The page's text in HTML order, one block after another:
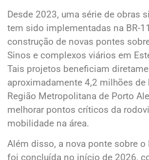
Desde 2023, uma série de obras
tem sido implementadas na BR-
construção de novas pontes
Sinos e complexos viários em
Tais projetos beneficiam
aproximadamente 4,2 milhões de
Região Metropolitana de Porto
melhorar pontos críticos da
mobilidade na área.
Além disso, a nova ponte sobre o
foi concluída no início de 2026,